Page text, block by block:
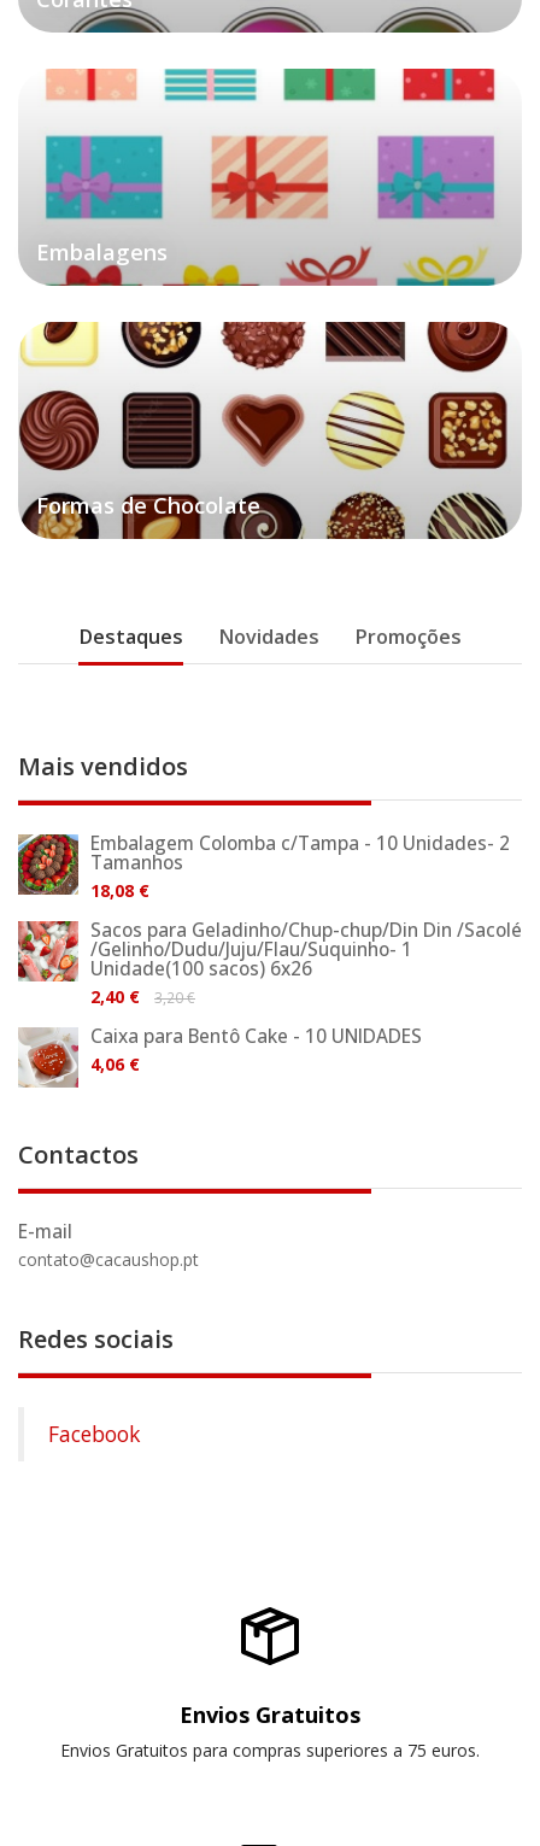
Embalagens
Formas de Chocolate
Destaques Novidades Promoções
Mais vendidos
Embalagem Colomba c/Tampa - 10 Unidades- 2
Tamanhos
18,08 €
Sacos para Geladinho/Chup-chup/Din Din /Sacolé
/Gelinho/Dudu/Juju/Flau/Suquinho- 1
Unidade(100 sacos) 6x26
2,40 € 3,20 €
Caixa para Bentô Cake - 10 UNIDADES
4,06 €
Contactos
E-mail
contato@cacaushop.pt
Redes sociais
Facebook
Envios Gratuitos
Envios Gratuitos para compras superiores a 75 euros.